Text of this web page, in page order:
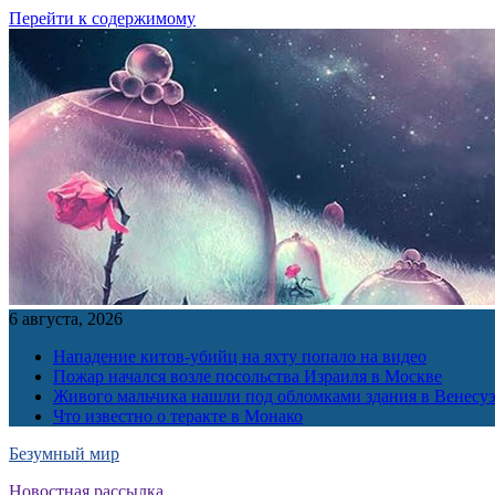
Перейти к содержимому
6 августа, 2026
Нападение китов-убийц на яхту попало на видео
Пожар начался возле посольства Израиля в Москве
Живого мальчика нашли под обломками здания в
Что известно о теракте в Монако
Безумный мир
Новостная рассылка